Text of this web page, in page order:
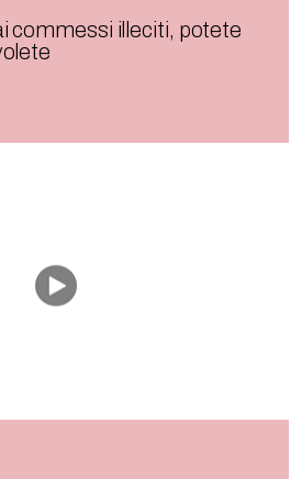
commessi illeciti, potete